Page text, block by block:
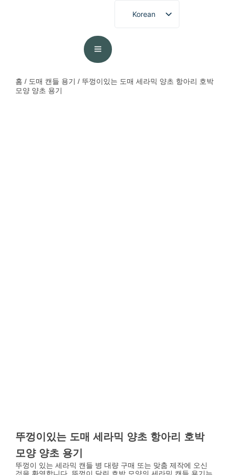
Korean
English
Spanish
홈 / 도매 캔들 용기 / 뚜껑이있는 도매 세라믹 양초 항아리 호박
모양 양초 용기
뚜껑이있는 도매 세라믹 양초 항아리 호박
모양 양초 용기
뚜껑이 있는 세라믹 캔들 병 대량 구매 또는 맞춤 제작에 오신